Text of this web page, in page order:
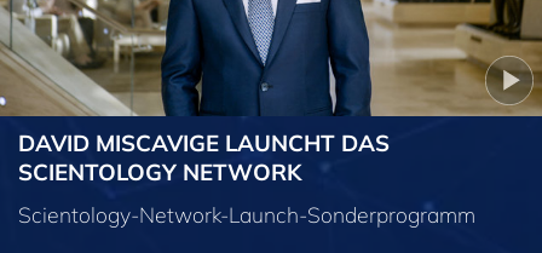
DAVID MISCAVIGE LAUNCHT DAS
SCIENTOLOGY NETWORK
Scientology-Network-Launch-Sonderprogramm